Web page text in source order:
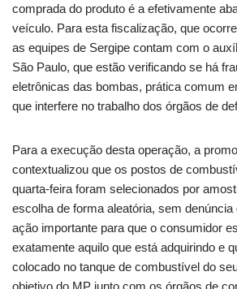
comprada do produto é a efetivamente
veículo. Para esta fiscalização, que
as equipes de Sergipe contam com o
São Paulo, que estão verificando se há
eletrônicas das bombas, prática comum
que interfere no trabalho dos órgãos de
Para a execução desta operação, a
contextualizou que os postos de
quarta-feira foram selecionados por
escolha de forma aleatória, sem
ação importante para que o consumidor
exatamente aquilo que está adquirindo e
colocado no tanque de combustível do
objetivo do MP junto com os órgãos de